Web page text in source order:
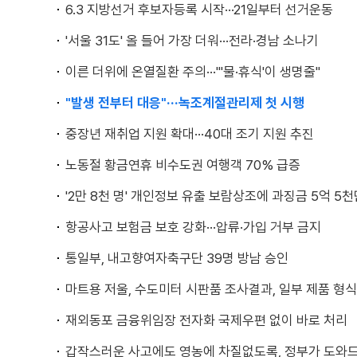
6.3 지방선거 후보자등록 시작···21일부터 선거운동
'서울 31도' 올 들어 가장 더워···전라·경남 소나기
이른 더위에 온열질환 주의···"'물·휴식'이 생명줄"
"발생 전부터 대응"···녹조계절관리제 첫 시행
중장년 재취업 지원 확대···40대 조기 지원 추진
노동절 황금연휴 비수도권 여행객 70% 급증
'2만 8천 명' 개인정보 유출 보람상조에 과징금 5억 5천
항공사고 보험금 보호 강화···압류·가입 거부 금지
통일부, 내고향여자축구단 39명 방남 승인
마트용 저울, 수도미터 시판품 조사결과, 일부 제품 형
재외동포 금융위임장 전자화 국제우편 없이 바로 처리
갑작스러운 사고에도 영농에 차질없도록, 정부가 도와